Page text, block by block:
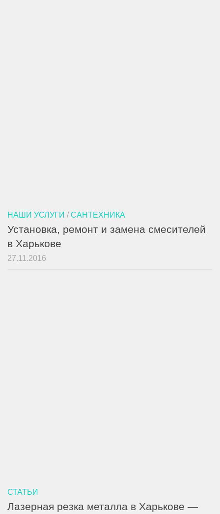
НАШИ УСЛУГИ / САНТЕХНИКА
Установка, ремонт и замена смесителей
в Харькове
27.11.2016
СТАТЬИ
Лазерная резка металла в Харькове —